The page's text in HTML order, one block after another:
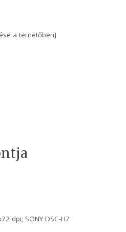
a temetőben]
dpi; SONY DSC-H7